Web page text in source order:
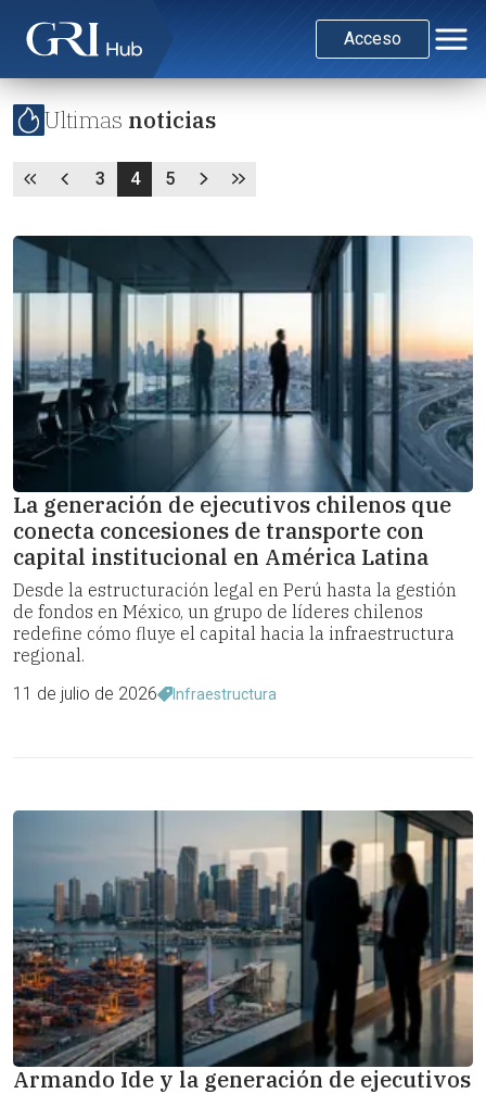
Acceso
Ultimas noticias
3 4 5
La generación de ejecutivos chilenos que
conecta concesiones de transporte con
capital institucional en América Latina
Desde la estructuración legal en Perú hasta la gestión
de fondos en México, un grupo de líderes chilenos
redefine cómo fluye el capital hacia la infraestructura
regional.
11 de julio de 2026 Infraestructura
Armando Ide y la generación de ejecutivos